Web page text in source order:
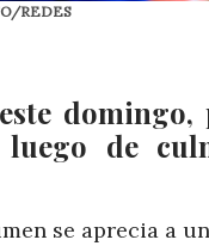
REDES
luego de
se aprecia a